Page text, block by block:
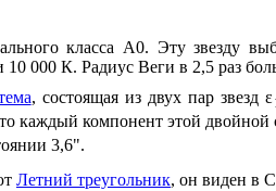
класса А0. Эту звезду
10 000 К. Радиус Веги в 2,5 раз
, состоящая из двух пар звезд ε
каждый компонент этой двойной
3,6".
Летний треугольник, он виден в